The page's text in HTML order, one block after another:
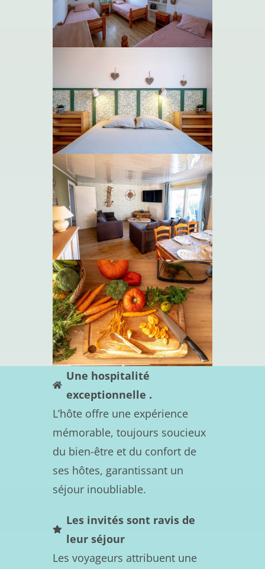
Une hospitalité
exceptionnelle .
L’hôte offre une expérience
mémorable, toujours soucieux
du bien-être et du confort de
ses hôtes, garantissant un
séjour inoubliable.
Les invités sont ravis de
leur séjour
Les voyageurs attribuent une